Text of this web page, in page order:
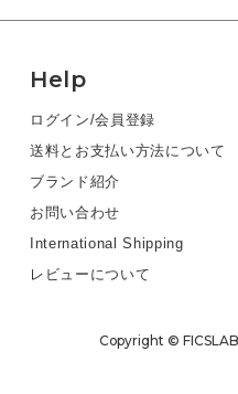
Help
ログイン/会員登録
送料とお支払い方法について
ブランド紹介
お問い合わせ
International Shipping
レビューについて
Copyright ©